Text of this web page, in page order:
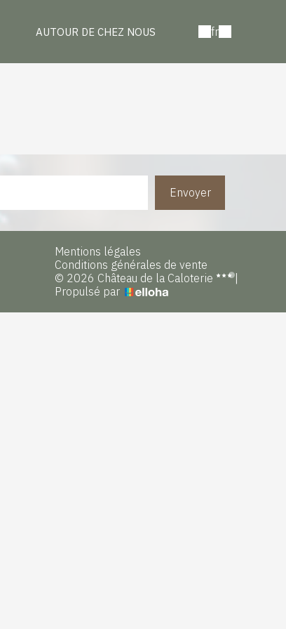
AUTOUR DE CHEZ NOUS fr
Envoyer
Mentions légales
Conditions générales de vente
© 2026 Château de la Caloterie
Propulsé par